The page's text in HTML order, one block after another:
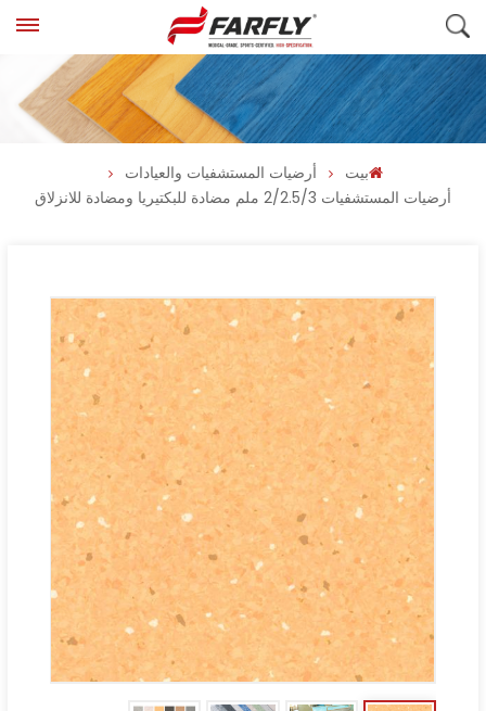
بيت
أرضيات المستشفيات والعيادات
أرضيات المستشفيات 2/2.5/3 ملم مضادة للبكتيريا ومضادة للانزلاق